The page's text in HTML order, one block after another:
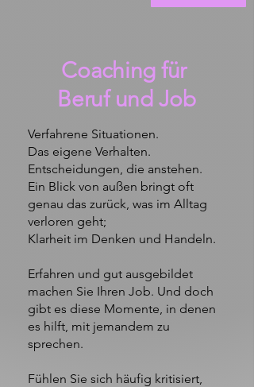
Coaching für
Beruf und Job
Verfahrene Situationen.
Das eigene Verhalten.
Entscheidungen, die anstehen.
Ein Blick von außen bringt oft
genau das zurück, was im Alltag
verloren geht;
Klarheit im Denken und Handeln.
Erfahren und gut ausgebildet
machen Sie Ihren Job. Und doch
gibt es diese Momente, in denen
es hilft, mit jemandem zu
sprechen.
Fühlen Sie sich häufig kritisiert,